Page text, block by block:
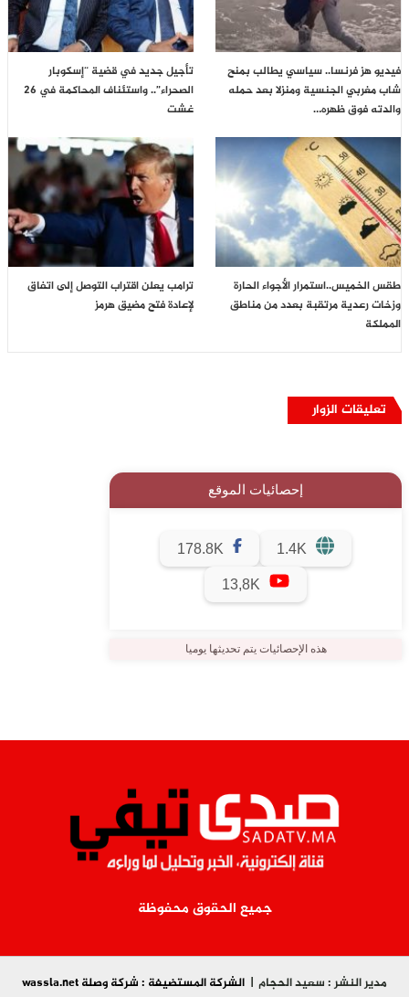
فيديو هز فرنسا.. سياسي يطالب بمنح
شاب مغربي الجنسية ومنزلا بعد حمله
والدته فوق ظهره…
تأجيل جديد في قضية “إسكوبار
الصحراء”.. واستئناف المحاكمة في 26
غشت
طقس الخميس..استمرار الأجواء الحارة
وزخات رعدية مرتقبة بعدد من مناطق
المملكة
ترامب يعلن اقتراب التوصل إلى اتفاق
لإعادة فتح مضيق هرمز
تعليقات الزوار
إحصائيات الموقع
1.4K
178.8K
13,8K
هذه الإحصائيات يتم تحديثها يوميا
جميع الحقوق محفوظة
مدير النشر : سعيد الحجام | الشركة المستضيفة : شركة وصلة wassla.net